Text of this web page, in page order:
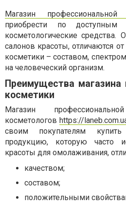
Магазин профессиональной
приобрести по доступным
косметологические средства.
салонов красоты, отличаются
косметики – составом,
на человеческий организм.
Преимущества магазина
косметики
Магазин
косметологовhttps://
своим покупателям купить
продукцию, которую часто
красоты для омолаживания,
качеством;
составом;
положительными